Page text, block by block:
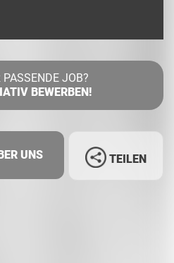
PASSENDE JOB?
BEWERBEN!
UNS TEILEN